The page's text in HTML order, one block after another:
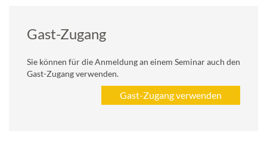
Gast-Zugang
Sie können für die Anmeldung an einem Seminar auch den
Gast-Zugang verwenden.